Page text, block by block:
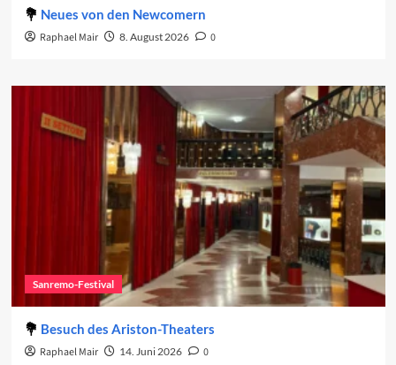
Neues von den Newcomern
Raphael Mair 8. August 2026 0
Sanremo-Festival
Besuch des Ariston-Theaters
Raphael Mair 14. Juni 2026 0